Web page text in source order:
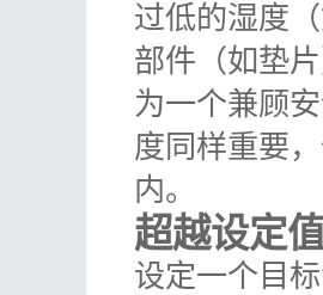
过低的湿度
部件（如垫
为一个兼顾
度同样重要
内。
超越设定
设定一个目